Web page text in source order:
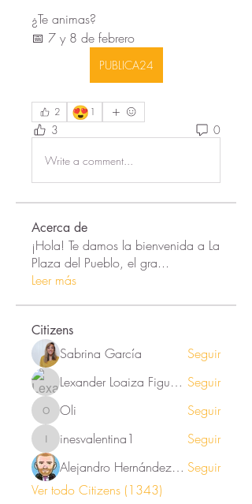
¿Te animas?
📅 7 y 8 de febrero
PUBLICA24
2 😍 1
3 0
Write a comment...
Acerca de
¡Hola! Te damos la bienvenida a La
Plaza del Pueblo, el gra...
Leer más
Citizens
Sabrina García
Seguir
Lexander Loaiza Figueroa Seguir
Oli Oli Seguir
inesvalentina1
inesvalentina1
Seguir
Alejandro Hernández Renner Seguir
Ver todo Citizens (1343)